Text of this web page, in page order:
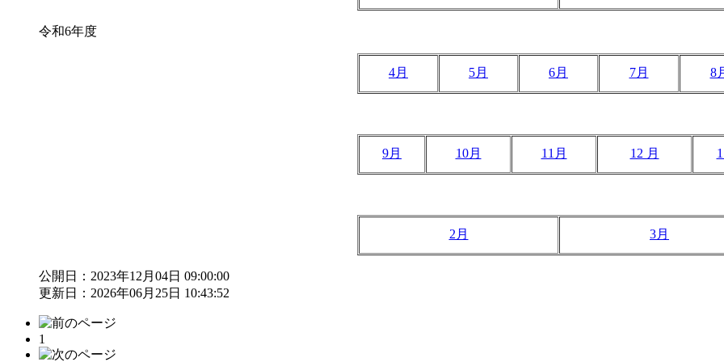
令和6年度
4月 5月 6月 7月 8
9月 10月 11月 12 月
2月 3月
公開日：2023年12月04日 09:00:00
更新日：2026年06月25日 10:43:52
1